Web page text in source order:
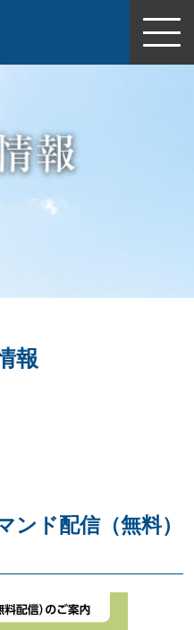
報
ンド配信（無料）